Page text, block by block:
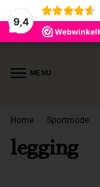
9,4
MENU
Home Sportmode
legging